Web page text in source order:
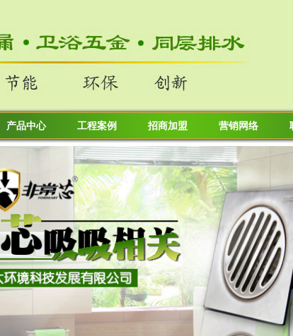
产品中心 工程案例 招商加盟 营销网络